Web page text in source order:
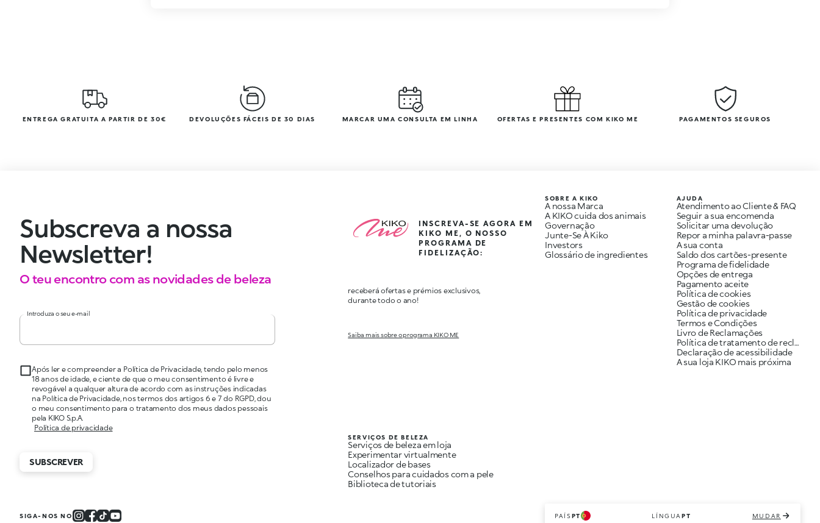
ENTREGA GRATUITA A PARTIR DE 30€ DEVOLUÇÕES FÁCEIS DE 30 DIAS MARCAR UMA CONSULTA EM LINHA OFERTAS E PRESENTES COM KIKO ME PAGAMENTOS SEGUROS
Subscreva a nossa
Newsletter!
O teu encontro com as novidades de beleza
Introduza o seu e-mail
Após ler e compreender a Política de Privacidade, tendo pelo menos
18 anos de idade, e ciente de que o meu consentimento é livre e
revogável a qualquer altura de acordo com as instruções indicadas
na Política de Privacidade, nos termos dos artigos 6 e 7 do RGPD, dou
o meu consentimento para o tratamento dos meus dados pessoais
pela KIKO S.p.A.
Política de privacidade
SUBSCREVER
INSCREVA-SE AGORA EM
KIKO ME, O NOSSO
PROGRAMA DE
FIDELIZAÇÃO:
receberá ofertas e prémios exclusivos,
durante todo o ano!
Saiba mais sobre o programa KIKO ME
SERVIÇOS DE BELEZA
Serviços de beleza em loja
Experimentar virtualmente
Localizador de bases
Conselhos para cuidados com a pele
Biblioteca de tutoriais
SOBRE A KIKO
A nossa Marca
A KIKO cuida dos animais
Governação
Junte-Se À Kiko
Investors
Glossário de ingredientes
AJUDA
Atendimento ao Cliente & FAQ
Seguir a sua encomenda
Solicitar uma devolução
Repor a minha palavra-passe
A sua conta
Saldo dos cartões-presente
Programa de fidelidade
Opções de entrega
Pagamento aceite
Política de cookies
Gestão de cookies
Política de privacidade
Termos e Condições
Livro de Reclamações
Política de tratamento de reclamações
Declaração de acessibilidade
A sua loja KIKO mais próxima
SIGA-NOS NO PAÍSPT LÍNGUAPT MUDAR